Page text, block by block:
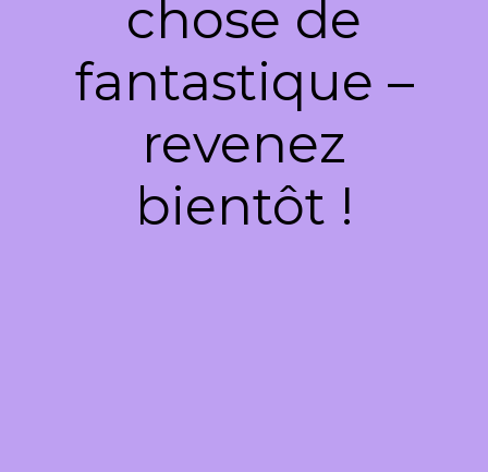
chose de
fantastique –
revenez
bientôt !